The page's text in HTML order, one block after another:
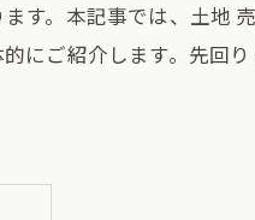
す。本記事では、土地
にご紹介します。先回